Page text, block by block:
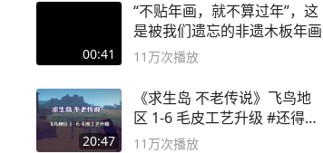
00:41
“不贴年画，就不算过年”，这
是被我们遗忘的非遗木板年画
11万次播放
20:47
《求生岛 不老传说》飞鸟地
区 1-6 毛皮工艺升级 #还得是
主机大作
11万次播放